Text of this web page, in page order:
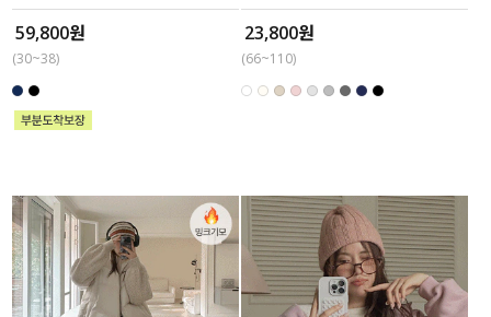
언더웨어/파자마
코디템
FIT ZOOM
59,800원
(30~38)
23,800원
(66~110)